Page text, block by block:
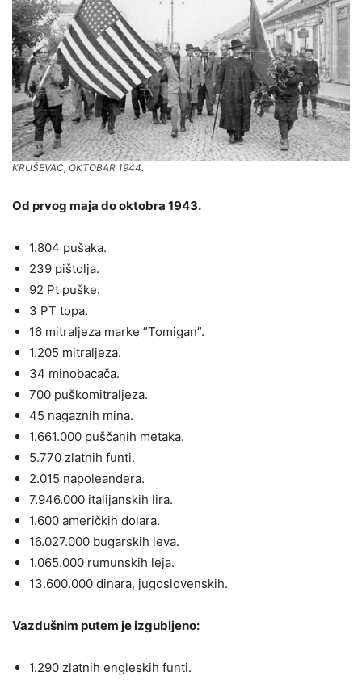
KRUŠEVAC, OKTOBAR 1944.
Оd prvog maja do oktobra 1943.
1.804 pušaka.
239 pištolja.
92 Pt puške.
3 PT topa.
16 mitraljeza marke ”Tomigan”.
1.205 mitraljeza.
34 minobacača.
700 puškomitraljeza.
45 nagaznih mina.
1.661.000 puščanih metaka.
5.770 zlatnih funti.
2.015 napoleandera.
7.946.000 italijanskih lira.
1.600 američkih dolara.
16.027.000 bugarskih leva.
1.065.000 rumunskih leja.
13.600.000 dinara, jugoslovenskih.
Vazdušnim putem je izgubljeno:
1.290 zlatnih engleskih funti.